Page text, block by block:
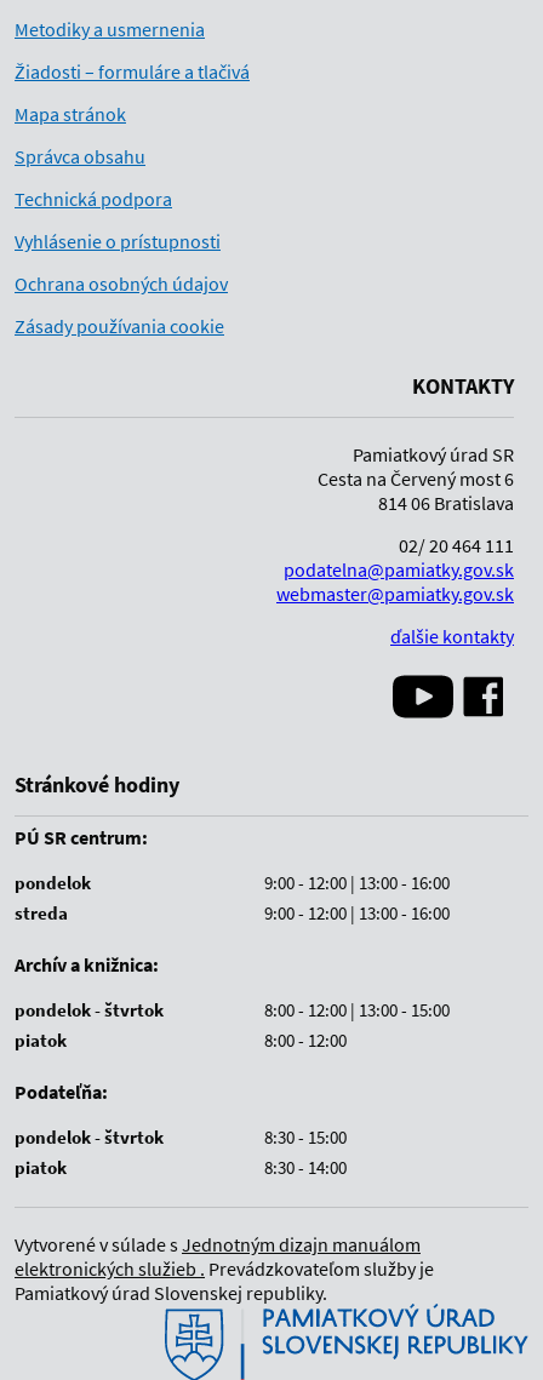
Metodiky a usmernenia
Žiadosti – formuláre a tlačivá
Mapa stránok
Správca obsahu
Technická podpora
Vyhlásenie o prístupnosti
Ochrana osobných údajov
Zásady používania cookie
KONTAKTY
Pamiatkový úrad SR
Cesta na Červený most 6
814 06 Bratislava
02/ 20 464 111
podatelna@pamiatky.gov.sk
webmaster@pamiatky.gov.sk
ďalšie kontakty
Stránkové hodiny
PÚ SR centrum:
pondelok
9:00 - 12:00 | 13:00 - 16:00
streda
9:00 - 12:00 | 13:00 - 16:00
Archív a knižnica:
pondelok - štvrtok
8:00 - 12:00 | 13:00 - 15:00
piatok
8:00 - 12:00
Podateľňa:
pondelok - štvrtok
8:30 - 15:00
piatok
8:30 - 14:00
Vytvorené v súlade sJednotným dizajn manuálom
elektronických služieb . Prevádzkovateľom služby je
Pamiatkový úrad Slovenskej republiky.